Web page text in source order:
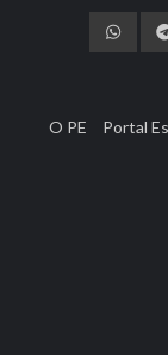
O PE
Portal